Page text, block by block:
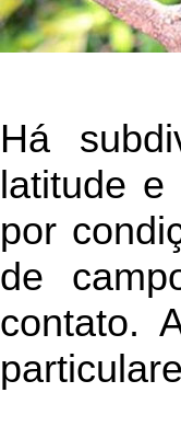
Há
latitude e
por
de
contato.